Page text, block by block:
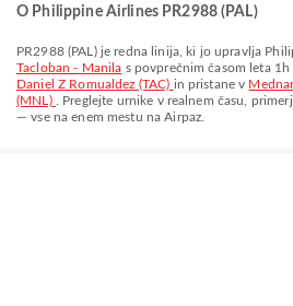
O Philippine Airlines PR2988 (PAL)
PR2988(PAL ) je redna linija, ki jo upravlja
Tacloban - Manila s povprečnim časom leta 1h
Daniel Z Romualdez (TAC) in pristane v
(MNL)
. Preglejte urnike v realnem času,
— vse na enem mestu na Airpaz.